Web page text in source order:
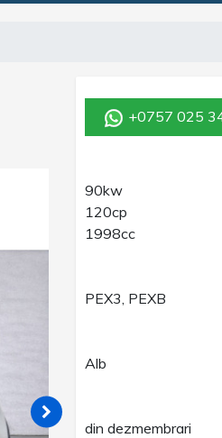
+0757 025
90kw
120cp
1998cc
PEX3, PEXB
Alb
din dezmembrari